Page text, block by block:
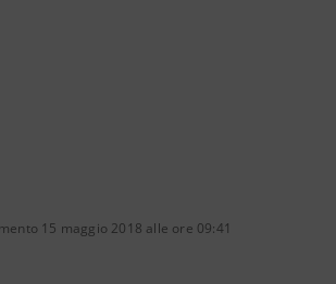
15 maggio 2018 alle ore 09:41